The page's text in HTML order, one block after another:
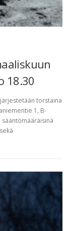
18.30
torstaina
1, B-
sääntömääräisinä